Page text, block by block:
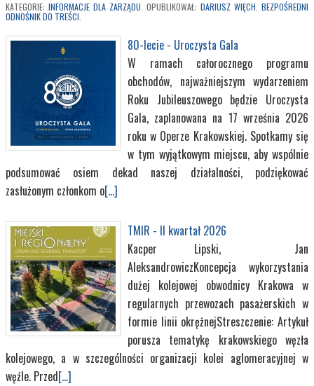
KATEGORIE: INFORMACJE DLA ZARZĄDU . OPUBLIKOWAŁ: DARIUSZ WIĘCH BEZPOŚREDNI
ODNOŚNIK DO TREŚCI
80-lecie - Uroczysta Gala
W ramach całorocznego programu
obchodów, najważniejszym wydarzeniem
Roku Jubileuszowego będzie Uroczysta
Gala, zaplanowana na 17 września 2026
roku w Operze Krakowskiej. Spotkamy się
w tym wyjątkowym miejscu, aby wspólnie
podsumować osiem dekad naszej działalności, podziękować
zasłużonym członkom o[...]
TMIR - II kwartał 2026
Kacper Lipski, Jan
AleksandrowiczKoncepcja wykorzystania
dużej kolejowej obwodnicy Krakowa w
regularnych przewozach pasażerskich w
formie linii okrężnejStreszczenie: Artykuł
porusza tematykę krakowskiego węzła
kolejowego, a w szczególności organizacji kolei aglomeracyjnej w
węźle. Przed[...]